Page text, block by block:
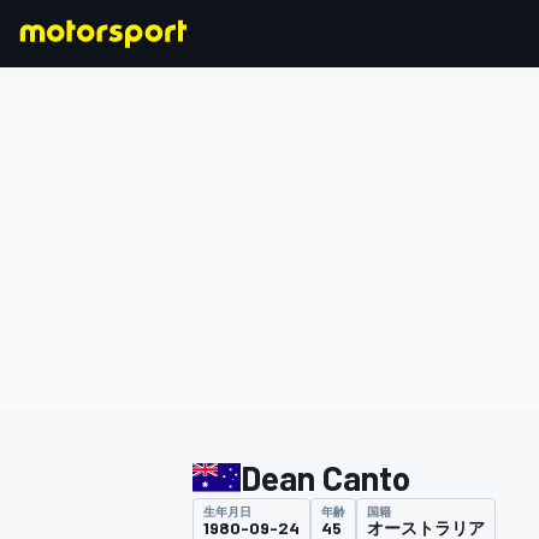
Dean Canto
生年月日
1980-09-24
年齢
45
国籍
オーストラリア